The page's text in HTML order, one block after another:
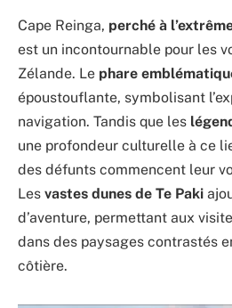
Cape Reinga, perché à
est un incontournable pour les
Zélande. Le phare
époustouflante, symbolisant
navigation. Tandis que les
une profondeur culturelle à ce
des défunts commencent leur
Les vastes dunes de Te Paki
d’aventure, permettant aux
dans des paysages contrastés
côtière.